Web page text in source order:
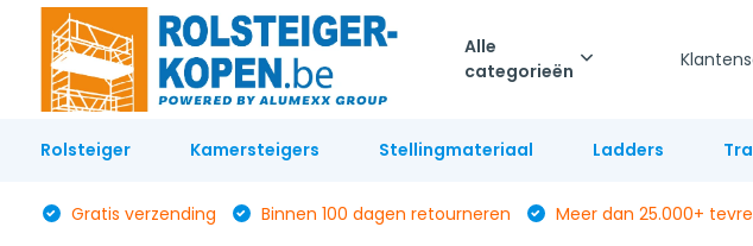
Alle
categorieën
Rolsteiger Kamersteigers Stellingmateriaal Ladders
Gratis verzending Binnen 100 dagen retourneren
Meer dan 25.000+